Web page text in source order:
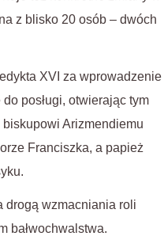
z blisko 20 osób – dwóch
XVI za wprowadzenie
posługi, otwierając tym
biskupowi Arizmendiemu
Franciszka, a papież
drogą wzmacniania roli
bałwochwalstwa.